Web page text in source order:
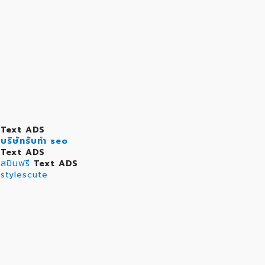
Text ADS
บริษัทรับทำ seo
Text ADS
สปินฟรี Text ADS
stylescute